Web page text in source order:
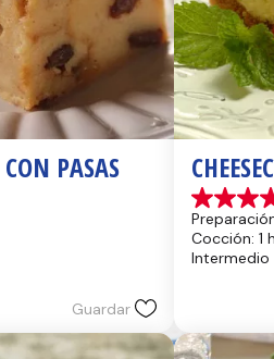
PASAS
Guardar
4.4
de
5
estrellas.
Cocción: 1
Intermedio